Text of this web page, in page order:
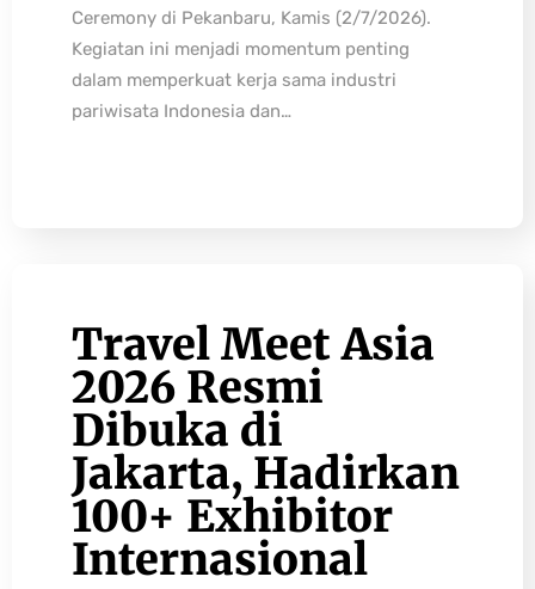
Ceremony di Pekanbaru, Kamis (2/7/2026).
Kegiatan ini menjadi momentum penting
dalam memperkuat kerja sama industri
pariwisata Indonesia dan…
Travel Meet Asia
2026 Resmi
Dibuka di
Jakarta, Hadirkan
100+ Exhibitor
Internasional